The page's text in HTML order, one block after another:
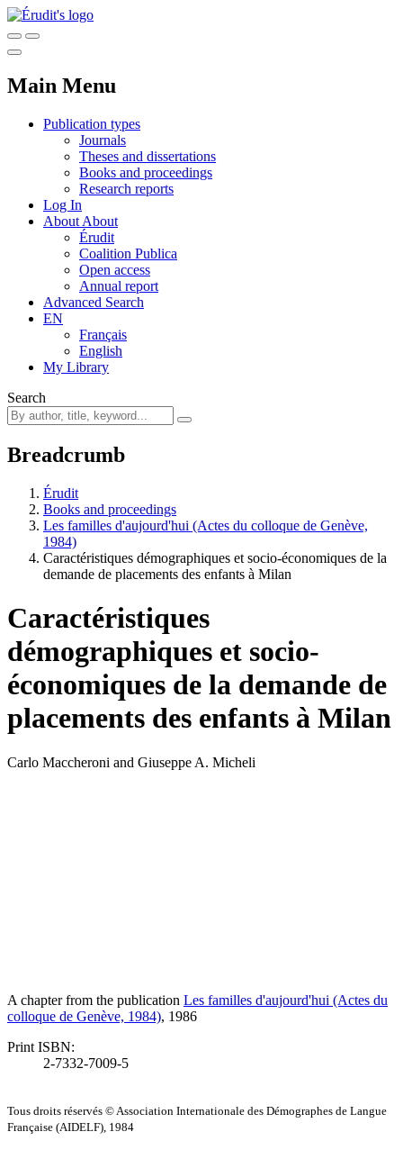
Main Menu
Publication types
Journals
Theses and dissertations
Books and proceedings
Research reports
Log In
About About
Érudit
Coalition Publica
Open access
Annual report
Advanced Search
EN
Français
English
My Library
Search
Breadcrumb
Érudit
Books and proceedings
Les familles d'aujourd'hui (Actes du colloque de Genève,
1984)
Caractéristiques démographiques et socio-économiques de la
demande de placements des enfants à Milan
Caractéristiques
démographiques et socio-
économiques de la demande de
placements des enfants à Milan
Carlo Maccheroni and Giuseppe A. Micheli
A chapter from the publication Les familles d'aujourd'hui (Actes du
colloque de Genève, 1984), 1986
Print ISBN:
2-7332-7009-5
Tous droits réservés © Association Internationale des Démographes de Langue
Française (AIDELF), 1984